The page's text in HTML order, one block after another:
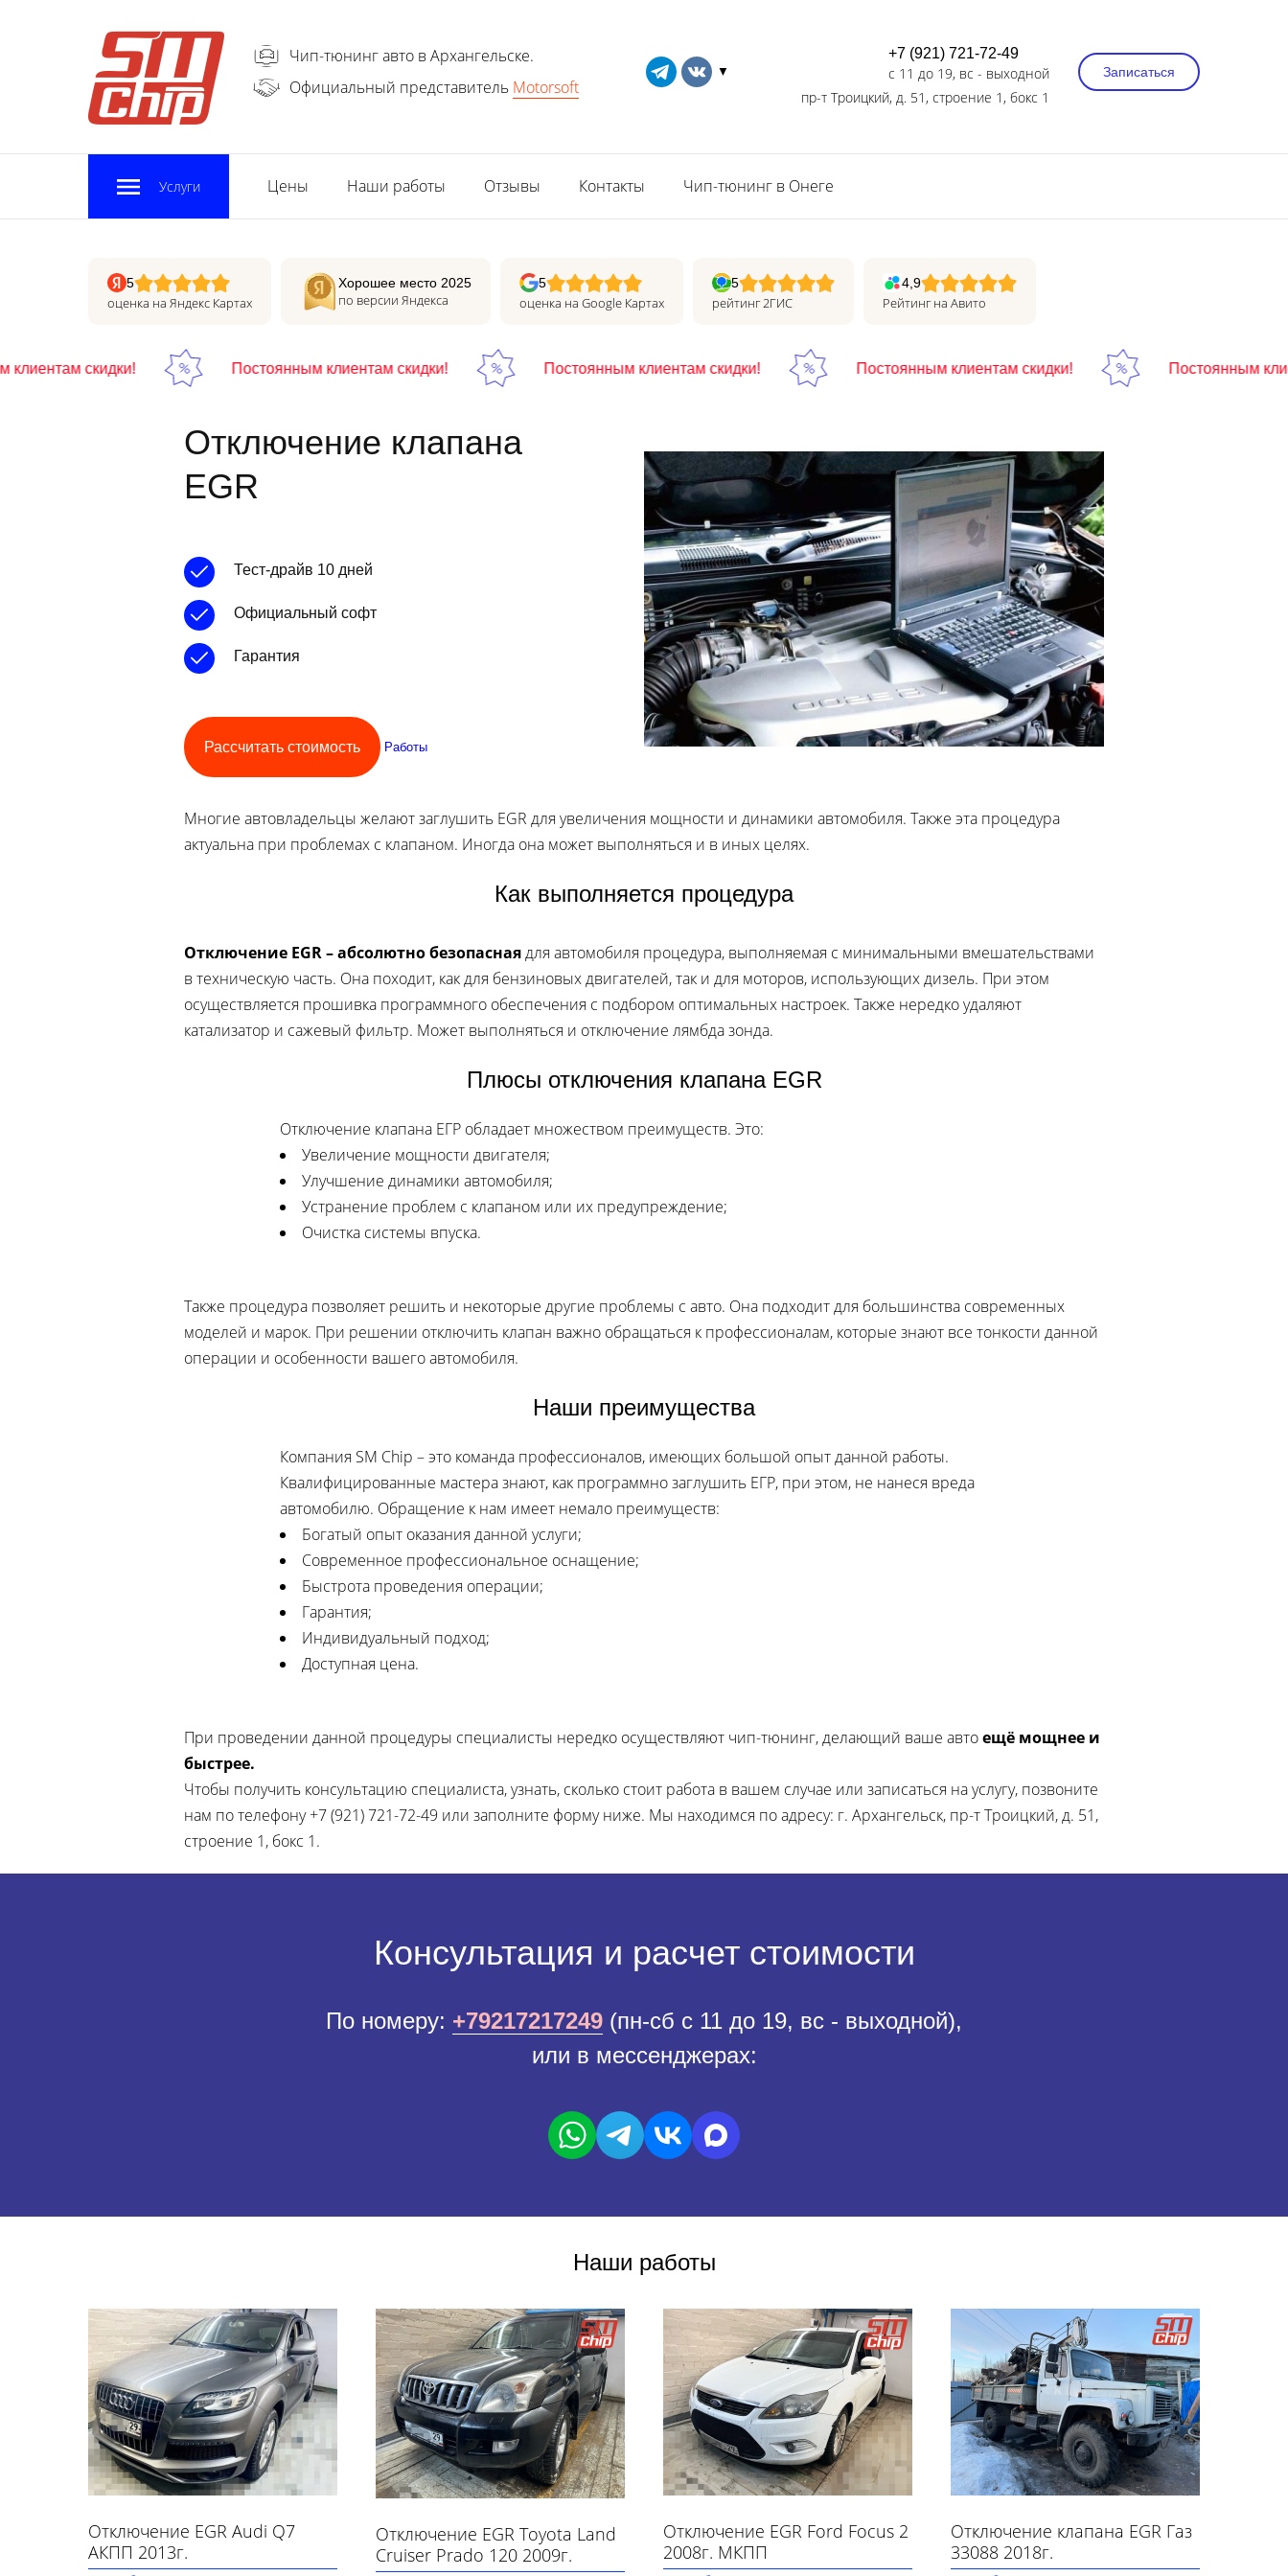
Чип-тюнинг авто в Архангельске.
Официальный представитель Motorsoft
▼
+7 (921) 721-72-49
с 11 до 19, вс - выходной
пр-т Троицкий, д. 51, строение 1, бокс 1
Записаться
Услуги Цены Наши работы Отзывы Контакты Чип-тюнинг в Онеге
5
оценка на Яндекс Картах
Хорошее место 2025
по версии Яндекса
5
оценка на Google Картах
5
рейтинг 2ГИС
4,9
Рейтинг на Авито
скидки! Постоянным клиентам скидки! Постоянным клиентам скидки! Постоянным клиентам скидки! Постоянным
Отключение клапана
EGR
Тест-драйв 10 дней
Официальный софт
Гарантия
Рассчитать стоимость Работы
Многие автовладельцы желают заглушить EGR для увеличения мощности и динамики автомобиля. Также эта процедура
актуальна при проблемах с клапаном. Иногда она может выполняться и в иных целях.
Как выполняется процедура
Отключение EGR – абсолютно безопаснаядля автомобиля процедура, выполняемая с минимальными вмешательствами
в техническую часть. Она походит, как для бензиновых двигателей, так и для моторов, использующих дизель. При этом
осуществляется прошивка программного обеспечения с подбором оптимальных настроек. Также нередко удаляют
катализатор и сажевый фильтр. Может выполняться и отключение лямбда зонда.
Плюсы отключения клапана EGR
Отключение клапана ЕГР обладает множеством преимуществ. Это:
Увеличение мощности двигателя;
Улучшение динамики автомобиля;
Устранение проблем с клапаном или их предупреждение;
Очистка системы впуска.
Также процедура позволяет решить и некоторые другие проблемы с авто. Она подходит для большинства современных
моделей и марок. При решении отключить клапан важно обращаться к профессионалам, которые знают все тонкости данной
операции и особенности вашего автомобиля.
Наши преимущества
Компания SM Chip – это команда профессионалов, имеющих большой опыт данной работы.
Квалифицированные мастера знают, как программно заглушить ЕГР, при этом, не нанеся вреда
автомобилю. Обращение к нам имеет немало преимуществ:
Богатый опыт оказания данной услуги;
Современное профессиональное оснащение;
Быстрота проведения операции;
Гарантия;
Индивидуальный подход;
Доступная цена.
При проведении данной процедуры специалисты нередко осуществляют чип-тюнинг, делающий ваше автоещё мощнее и
быстрее.
Чтобы получить консультацию специалиста, узнать, сколько стоит работа в вашем случае или записаться на услугу, позвоните
нам по телефону +7 (921) 721-72-49 или заполните форму ниже. Мы находимся по адресу: г. Архангельск, пр-т Троицкий, д. 51,
строение 1, бокс 1.
Консультация и расчет стоимости
По номеру: +79217217249 (пн-сб с 11 до 19, вс - выходной),
или в мессенджерах:
Наши работы
Отключение EGR Audi Q7
АКПП 2013г.
Отключение EGR Toyota Land
Cruiser Prado 120 2009г.
Отключение EGR Ford Focus 2
2008г. МКПП
Отключение клапана EGR Газ
33088 2018г.